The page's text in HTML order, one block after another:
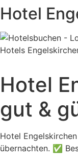
Hotel
Hotels
Hotel
gut &
Hotel
übernachten. ✅